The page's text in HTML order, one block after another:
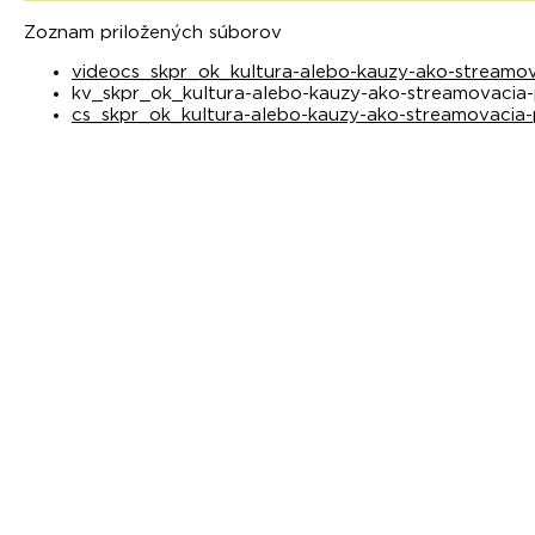
Zoznam priložených súborov
videocs_skpr_ok_kultura-alebo-kauzy-ako-
kv_skpr_ok_kultura-alebo-kauzy-ako-
cs_skpr_ok_kultura-alebo-kauzy-ako-